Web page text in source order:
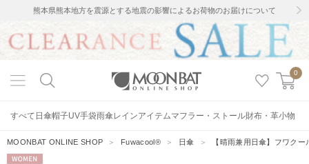
熊本県熊本地方を震源とする地震の影響によるお荷物のお届けについて
0
すべて 日傘帽子UV手袋雨傘レインアイテムマフラー・ストール財布・革小物
MOONBAT ONLINE SHOP ＞ Fuwacool® ＞ 日傘 ＞ 【晴雨兼用日傘】フワク